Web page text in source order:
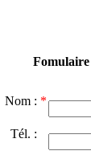
Nom : *
Tél. :